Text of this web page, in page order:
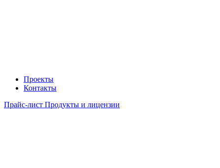
Проекты
Контакты
Прайс-лист Продукты и лицензии